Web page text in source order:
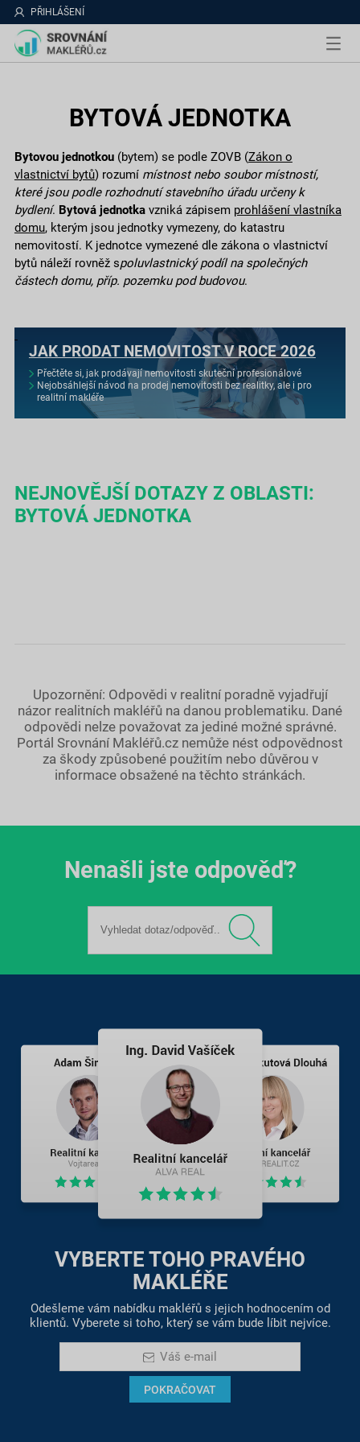
PŘIHLÁŠENÍ
BYTOVÁ JEDNOTKA
Bytovou jednotkou(bytem) se podle ZOVB (Zákon o
vlastnictví bytů) rozumí místnost nebo soubor místností,
které jsou podle rozhodnutí stavebního úřadu určeny k
bydlení. Bytová jednotkavzniká zápisem prohlášení vlastníka
domu, kterým jsou jednotky vymezeny, do katastru
nemovitostí. K jednotce vymezené dle zákona o vlastnictví
bytů náleží rovněž spoluvlastnický podíl na společných
částech domu, příp. pozemku pod budovou.
JAK PRODAT NEMOVITOST V ROCE 2026
Přečtěte si, jak prodávají nemovitosti skuteční profesionálové
Nejobsáhlejší návod na prodej nemovitosti bez realitky, ale i pro
realitní makléře
NEJNOVĚJŠÍ DOTAZY Z OBLASTI:
BYTOVÁ JEDNOTKA
Upozornění: Odpovědi v realitní poradně vyjadřují
názor realitních makléřů na danou problematiku. Dané
odpovědi nelze považovat za jediné možné správné.
Portál Srovnání Makléřů.cz nemůže nést odpovědnost
za škody způsobené použitím nebo důvěrou v
informace obsažené na těchto stránkách.
Nenašli jste odpověď?
VYBERTE TOHO PRAVÉHO
MAKLÉŘE
Odešleme vám nabídku makléřů s jejich hodnocením od
klientů. Vyberete si toho, který se vám bude líbit nejvíce.
Váš e-mail
POKRAČOVAT